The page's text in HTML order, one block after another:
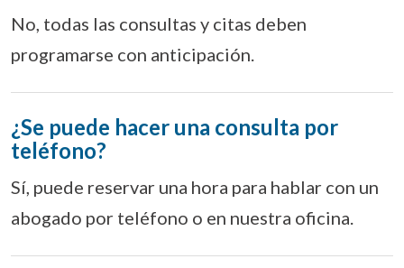
No, todas las consultas y citas deben
programarse con anticipación.
¿Se puede hacer una consulta por
teléfono?
Sí, puede reservar una hora para hablar con un
abogado por teléfono o en nuestra oficina.